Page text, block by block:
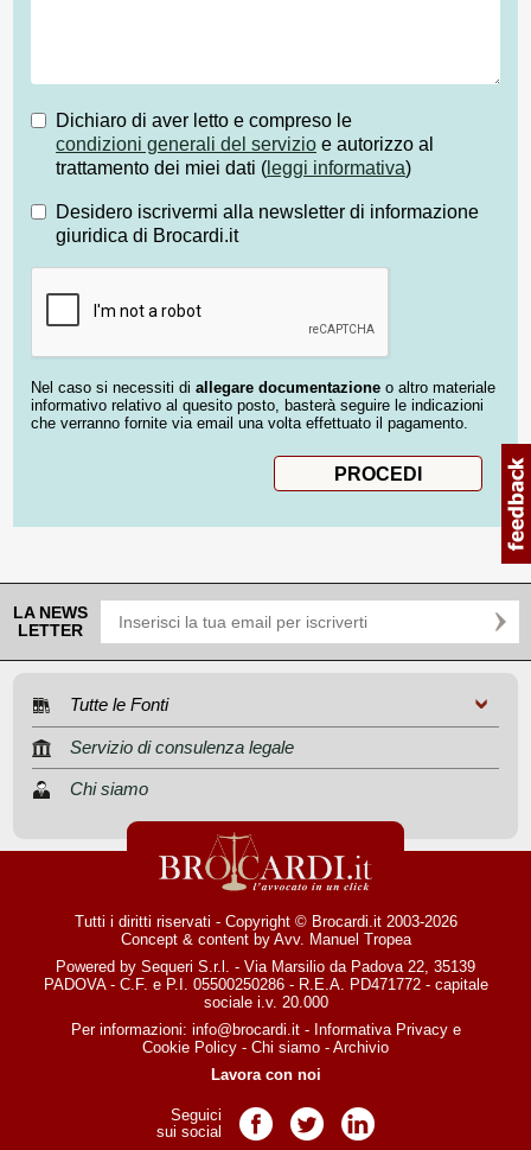
Dichiaro di aver letto e compreso le
condizioni generali del servizio e autorizzo al
trattamento dei miei dati ( leggi informativa)
Desidero iscrivermi alla newsletter di informazione
giuridica di Brocardi.it
Nel caso si necessiti di allegare documentazione o altro materiale
informativo relativo al quesito posto, basterà seguire le indicazioni
che verranno fornite via email una volta effettuato il pagamento.
LA NEWS
LETTER
Tutte le Fonti
Servizio di consulenza legale
Chi siamo
Tutti i diritti riservati - Copyright © Brocardi.it 2003-2026
Concept & content by Avv. Manuel Tropea
Powered by Sequeri S.r.l. - Via Marsilio da Padova 22, 35139
PADOVA - C.F. e P.I. 05500250286 - R.E.A. PD471772 - capitale
sociale i.v. 20.000
Per informazioni: info@brocardi.it- Informativa Privacye
Cookie Policy - Chi siamo - Archivio
Lavora con noi
Seguici
sui social
Pagina Facebook
Pagina TwitterPagina LinkedIn